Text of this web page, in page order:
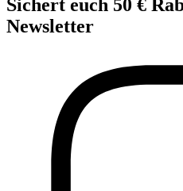
Sichert euch 50 €
Newsletter